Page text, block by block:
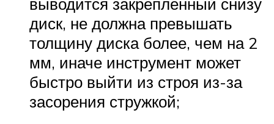
диск, не должна превышать
толщину диска более, чем на 2
мм, иначе инструмент может
быстро выйти из строя из-за
засорения стружкой;